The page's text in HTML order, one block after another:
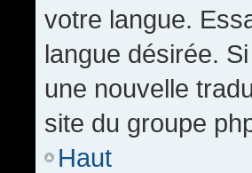
votre langue.
langue désirée.
une nouvelle
site du groupe
Haut